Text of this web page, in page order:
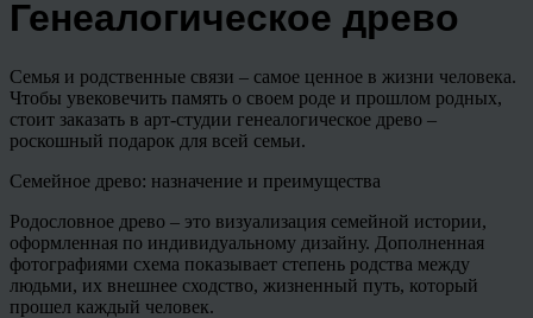
Генеалогическое древо
Семья и родственные связи – самое ценное в жизни человека.
Чтобы увековечить память о своем роде и прошлом родных,
стоит заказать в арт-студии генеалогическое древо –
роскошный подарок для всей семьи.
Семейное древо: назначение и преимущества
Родословное древо – это визуализация семейной истории,
оформленная по индивидуальному дизайну. Дополненная
фотографиями схема показывает степень родства между
людьми, их внешнее сходство, жизненный путь, который
прошел каждый человек.